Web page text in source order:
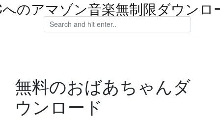
のアマゾン音楽無制限ダウンロ
無料のおばあちゃんダ
ウンロード